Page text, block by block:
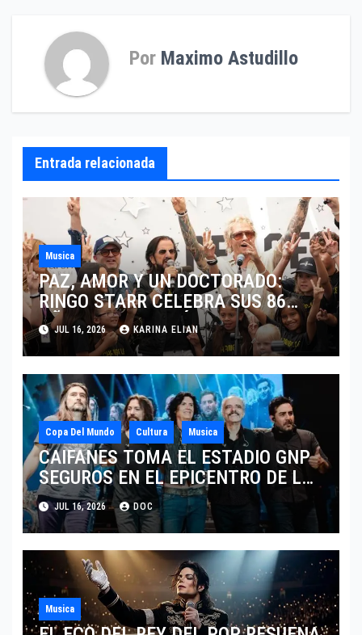
Por Maximo Astudillo
Entrada relacionada
Musica
PAZ, AMOR Y UN DOCTORADO:
RINGO STARR CELEBRA SUS 86
AÑOS CON LOS MÁXIMOS
HONORES DE LIVERPOOL
JUL 16, 2026 KARINA ELIAN
Copa Del Mundo Cultura Musica
CAIFANES TOMA EL ESTADIO GNP
SEGUROS EN EL EPICENTRO DE LA
IDENTIDAD MEXICANA
JUL 16, 2026 DOC
Musica